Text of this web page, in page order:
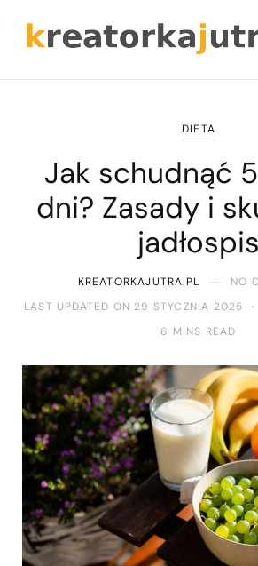
DIETA
Jak schudnąć
dni? Zasady i
jadłospis
KREATORKAJUTRA.PL
NO
LAST UPDATED ON 29 STYCZNIA 2025
6 MINS READ